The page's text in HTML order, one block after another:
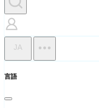
JA
言語